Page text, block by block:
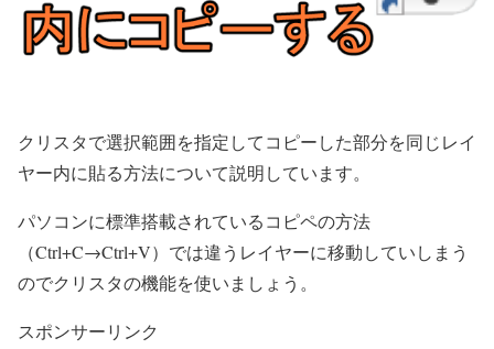
クリスタで選択範囲を指定してコピーした部分を同じレイ
ヤー内に貼る方法について説明しています。
パソコンに標準搭載されているコピペの方法
（Ctrl+C→Ctrl+V）では違うレイヤーに移動していしまう
のでクリスタの機能を使いましょう。
スポンサーリンク